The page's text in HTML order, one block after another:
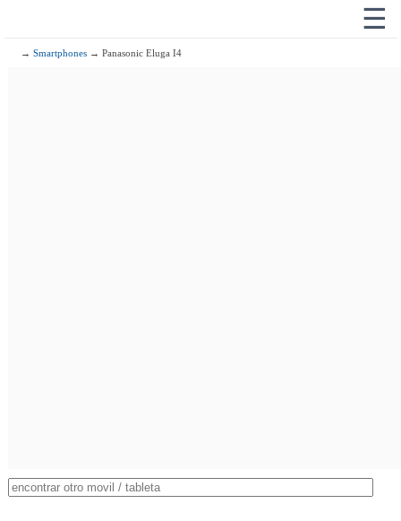
☰
→Smartphones → Panasonic Eluga I4